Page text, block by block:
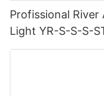
Profissional River
Light YR-S-S-S-